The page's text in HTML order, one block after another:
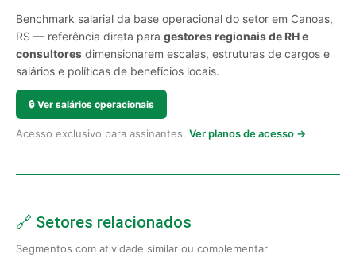
Benchmark salarial da base operacional do setor em Canoas,
RS — referência direta para gestores regionais de RH e
consultores dimensionarem escalas, estruturas de cargos e
salários e políticas de benefícios locais.
🔒 Ver salários operacionais
Acesso exclusivo para assinantes. Ver planos de acesso →
🔗 Setores relacionados
Segmentos com atividade similar ou complementar